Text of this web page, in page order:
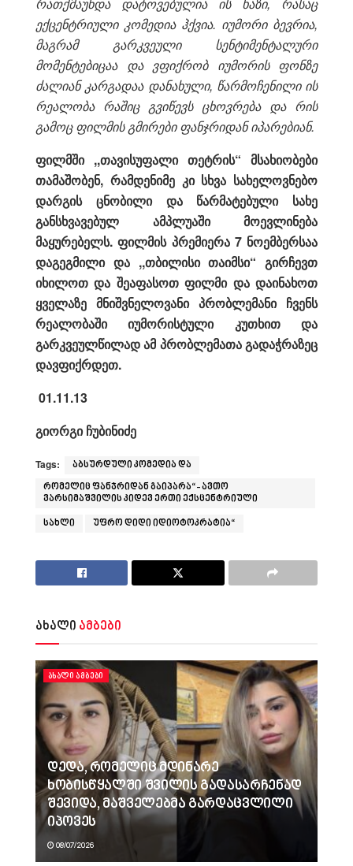
ექცენტრიული კომედია ჰქვია. იუმორი ბევრია,
მაგრამ გარკვეული სენტიმენტალური
მომენტებიცაა და ვფიქრობ იუმორის ფონზე
ძალიან კარგადაა დანახული, წარმოჩენილი ის
რეალობა რაშიც გვიწევს ცხოვრება და რის
გამოც ფილმის გმირები ფანჯრიდან იპარებიან.
ფილმში ,,თავისუფალი თეტრის“ მსახიობები
თამაშობენ, რამდენიმე კი სხვა სახელოვნებო
დარგის ცნობილი და წარმატებული სახე
განსხვავებულ ამპლუაში მოევლინება
მაყურებელს. ფილმის პრემიერა 7 ნოემბერსაა
დაგეგმილი და ,,თბილისი თაიმსი“ გირჩევთ
იხილოთ და შეაფასოთ ფილმი და დაინახოთ
ყველაზე მნიშვნელოვანი პრობლემანი ჩვენს
რეალობაში იუმორისტული კუთხით და
გარკვეულწილად ამ პრობლემათა გადაჭრაზეც
დავფიქრდეთ.
01.11.13
გიორგი ჩუბინიძე
Tags:
აბსურდული კომედია და
რომელიც ფანჯრიდან გაიპარა“- ავთო
ვარსიმაშვილის კიდევ ერთი ექსცენტრიული
სახლი უფრო დიდი იდიოტოკრატია“
ახალი ამბები
ᲐᲮᲐᲚᲘ ᲐᲛᲑᲔᲑᲘ
დედა, რომელიც მდინარე
ხობისწყალში შვილის გადასარჩენად
შევიდა, მაშველებმა გარდაცვლილი
იპოვეს
08/07/2026